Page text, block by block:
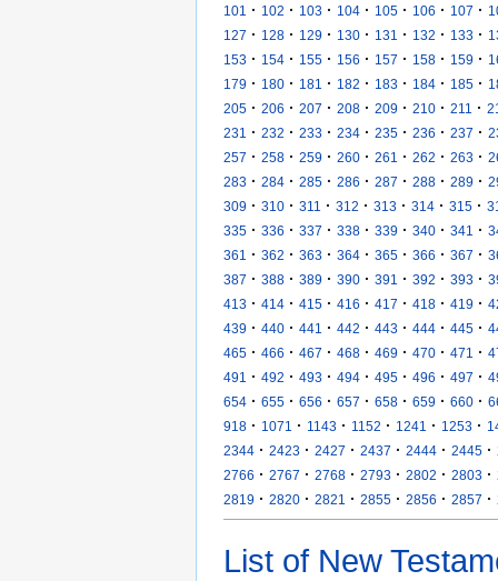
101
· 102 · 103 · 104 · 105 · 106 · 107 ·
127 · 128 · 129 · 130 · 131 · 132 · 133 ·
153 · 154 · 155 · 156 · 157 · 158 · 159 ·
179 · 180 · 181 · 182 · 183 · 184 · 185 ·
205 · 206 · 207 · 208 · 209 · 210 · 211 ·
231
· 232 · 233 · 234 · 235 · 236 · 237 ·
257 · 258 · 259 · 260 · 261 · 262 · 263 ·
283 · 284 · 285 · 286 · 287 · 288 · 289 ·
309 · 310 · 311 · 312 · 313 · 314 · 315 ·
335 · 336 · 337 · 338 · 339 · 340 · 341 ·
361
· 362 · 363 · 364 · 365 · 366 · 367 ·
387 · 388 · 389 · 390 · 391 · 392 · 393 ·
413 · 414 · 415 · 416 · 417 · 418 · 419 ·
439 · 440 · 441 · 442 · 443 · 444 · 445 ·
465 · 466 · 467 · 468 · 469 · 470 · 471 ·
491
· 492 · 493 · 494 · 495 · 496 · 497 ·
654 · 655 · 656 · 657 · 658 · 659 · 660 ·
918 · 1071 · 1143 · 1152 · 1241 · 1253 ·
2344 · 2423 · 2427 · 2437 · 2444 · 2445 ·
2766 · 2767 · 2768 · 2793 · 2802 · 2803 ·
2819 · 2820 · 2821 · 2855 · 2856 · 2857 ·
List of New